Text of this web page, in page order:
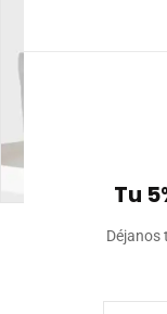
Bolso
Tu
Déjanos